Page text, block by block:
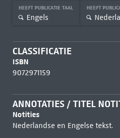
HEEFT PUBLICATIE TAAL
Engels
HEEFT
CLASSIFICATIE
ISBN
9072971159
ANNOTATIES / TITEL
Notities
Nederlandse en Engelse tekst.